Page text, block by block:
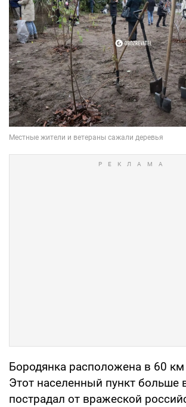
Бородянка расположена в 60 км
Этот населенный пункт больше
пострадал от вражеской